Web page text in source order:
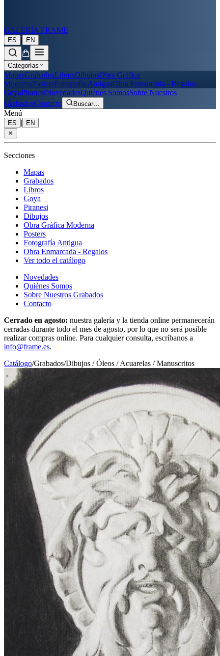
GALERÍA FRAME
ES | EN
Categorías
MapasGrabadosLibrosDibujosObra Gráfica
ModernaPostersFotografía AntiguaObra Enmarcada - Regalos
GoyaPiranesiNovedadesQuiénes SomosSobre Nuestros
GrabadosContacto Buscar…
Menú
ES |
EN
✕
Secciones
Mapas
Grabados
Libros
Goya
Piranesi
Dibujos
Obra Gráfica Moderna
Posters
Fotografía Antigua
Obra Enmarcada - Regalos
Ver todo el catálogo
Novedades
Quiénes Somos
Sobre Nuestros Grabados
Contacto
Cerrado en agosto: nuestra galería y la tienda online permanecerán
cerradas durante todo el mes de agosto, por lo que no será posible
realizar compras online. Para cualquier consulta, escríbanos a
info@frame.es.
Catálogo/Grabados/Dibujos / Óleos / Acuarelas / Manuscritos